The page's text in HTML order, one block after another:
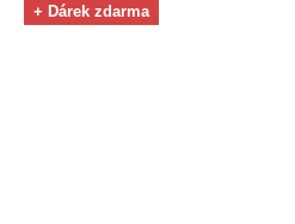
+ Dárek zdarma